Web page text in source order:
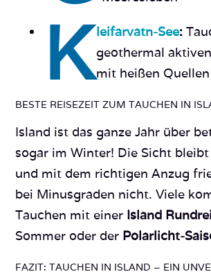
K leifarvatn-See:
geothermal
mit heißen
BESTE REISEZEIT ZUM TAUCHEN IN
Island ist das ganze Jahr über
sogar im Winter! Die Sicht
und mit dem richtigen Anzug
bei Minusgraden nicht. Viele
Tauchen mit einer Island
Sommer oder der Polarlicht-
FAZIT: TAUCHEN IN ISLAND – EIN